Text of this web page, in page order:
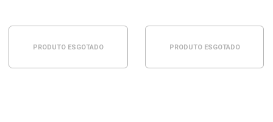
PRODUTO ESGOTADO PRODUTO ESGOTADO